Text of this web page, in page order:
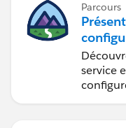
Parcours
service